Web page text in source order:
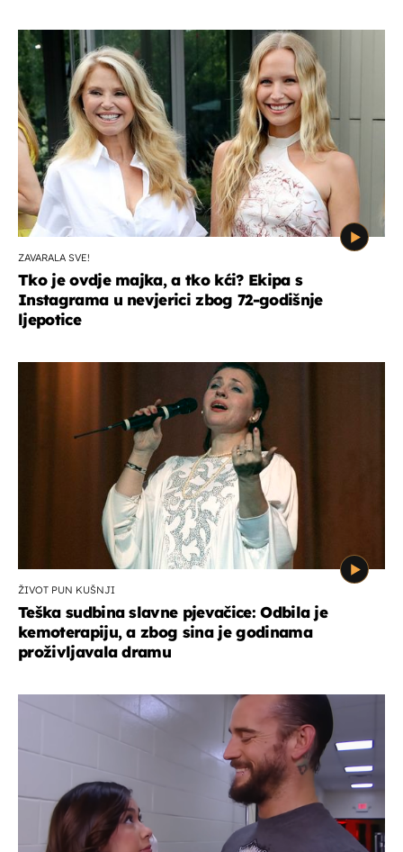
ZAVARALA SVE!
Tko je ovdje majka, a tko kći? Ekipa s
Instagrama u nevjerici zbog 72-godišnje
ljepotice
ŽIVOT PUN KUŠNJI
Teška sudbina slavne pjevačice: Odbila je
kemoterapiju, a zbog sina je godinama
proživljavala dramu